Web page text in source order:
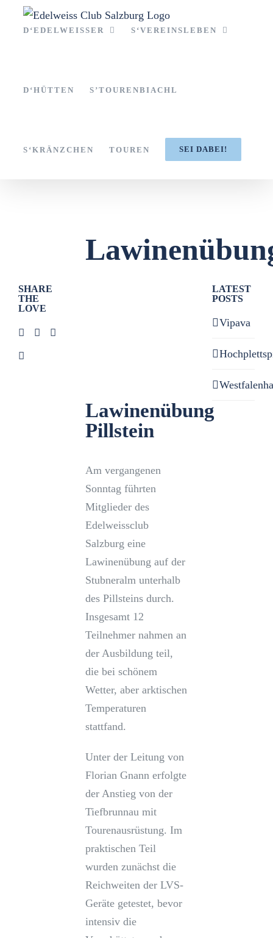
InhaltD‘EDELWEISSER S‘VEREINSLEBEN
D‘HÜTTEN S’TOURENBIACHL
S‘KRÄNZCHEN TOUREN SEI DABEI!
Lawinenübung
Pillstein
Am vergangenen
Sonntag führten
Mitglieder des
Edelweissclub
Salzburg eine
Lawinenübung auf der
Stubneralm unterhalb
des Pillsteins durch.
Insgesamt 12
Teilnehmer nahmen an
der Ausbildung teil,
die bei schönem
Wetter, aber arktischen
Temperaturen
stattfand.
Unter der Leitung von
Florian Gnann erfolgte
der Anstieg von der
Tiefbrunnau mit
Tourenausrüstung. Im
praktischen Teil
wurden zunächst die
Reichweiten der LVS-
Geräte getestet, bevor
intensiv die
SHARE
THE
LOVE
LATEST
POSTS
Vipava